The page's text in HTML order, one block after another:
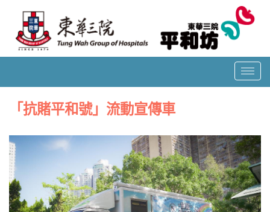
T
o
e
n
a
v
i
「抗賭平和號」流動宣傳車